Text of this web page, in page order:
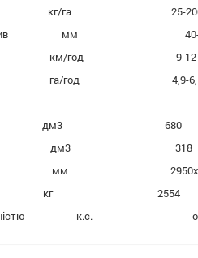
кг/га 25-
та добрив мм 40-
км/год 9-12
га/год 4,9-
дм3 680
дм3 318
мм 2950х6750х
2554
потужністю к.с. от